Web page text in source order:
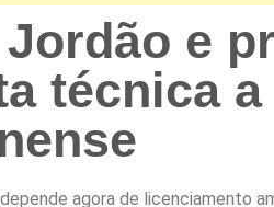
e
técnica
agora de licenciamento